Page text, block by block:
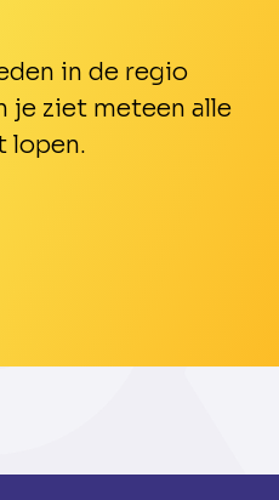
in de regio
je ziet meteen alle
lopen.